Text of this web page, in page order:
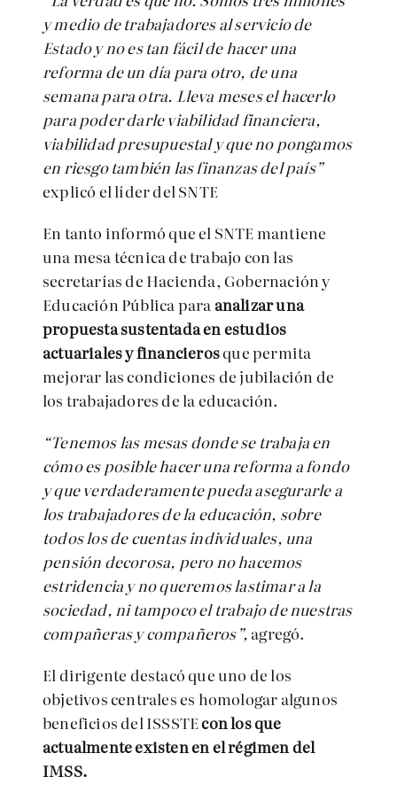
y medio de trabajadores al servicio de
Estado y no es tan fácil de hacer una
reforma de un día para otro, de una
semana para otra. Lleva meses el hacerlo
para poder darle viabilidad financiera,
viabilidad presupuestal y que no pongamos
en riesgo también las finanzas del país”
explicó el líder del SNTE
En tanto informó que el SNTE mantiene
una mesa técnica de trabajo con las
secretarías de Hacienda, Gobernación y
Educación Pública para analizar una
propuesta sustentada en estudios
actuariales y financierosque permita
mejorar las condiciones de jubilación de
los trabajadores de la educación.
“Tenemos las mesas donde se trabaja en
cómo es posible hacer una reforma a fondo
y que verdaderamente pueda asegurarle a
los trabajadores de la educación, sobre
todos los de cuentas individuales, una
pensión decorosa, pero no hacemos
estridencia y no queremos lastimar a la
sociedad, ni tampoco el trabajo de nuestras
compañeras y compañeros”, agregó.
El dirigente destacó que uno de los
objetivos centrales es homologar algunos
beneficios del ISSSTEcon los que
actualmente existen en el régimen del
IMSS.